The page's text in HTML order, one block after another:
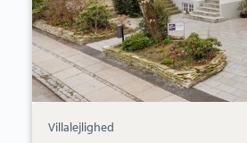
Villalejlighed